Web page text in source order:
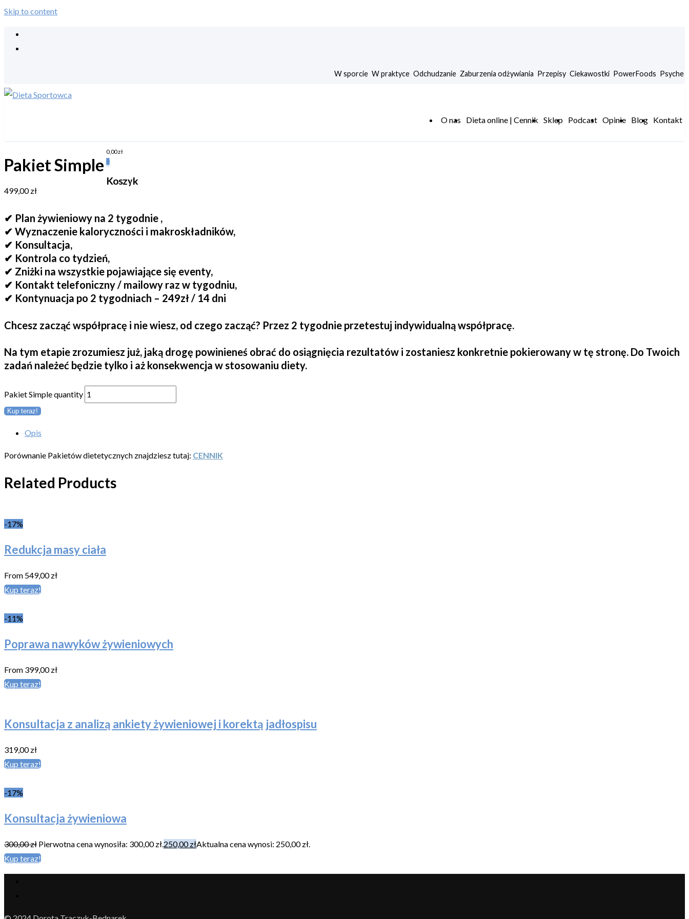
Skip to content
W sporcie W praktyce Odchudzanie Zaburzenia odżywiania Przepisy Ciekawostki PowerFoods Psyche
O nas Dieta online | Cennik Sklep Podcast Opinie Blog Kontakt
0,00zł
0
Koszyk
Pakiet Simple
499,00zł
✔ Plan żywieniowy na 2 tygodnie ,
✔ Wyznaczenie kaloryczności i makroskładników,
✔ Konsultacja,
✔ Kontrola co tydzień,
✔ Zniżki na wszystkie pojawiające się eventy,
✔ Kontakt telefoniczny / mailowy raz w tygodniu,
✔ Kontynuacja po 2 tygodniach – 249zł / 14 dni
Chcesz zacząć współpracę i nie wiesz, od czego zacząć? Przez 2 tygodnie przetestuj indywidualną współpracę.
Na tym etapie zrozumiesz już, jaką drogę powinieneś obrać do osiągnięcia rezultatów i zostaniesz konkretnie pokierowany w tę stronę. Do Twoich
zadań należeć będzie tylko i aż konsekwencja w stosowaniu diety.
Pakiet Simple quantity
Kup teraz!
Opis
Porównanie Pakietów dietetycznych znajdziesz tutaj: CENNIK
Related Products
-17%
Redukcja masy ciała
From 549,00zł
Kup teraz!
-11%
Poprawa nawyków żywieniowych
From 399,00zł
Kup teraz!
Konsultacja z analizą ankiety żywieniowej i korektą jadłospisu
319,00zł
Kup teraz!
-17%
Konsultacja żywieniowa
300,00zł Pierwotna cena wynosiła: 300,00 zł.250,00złAktualna cena wynosi: 250,00 zł.
Kup teraz!